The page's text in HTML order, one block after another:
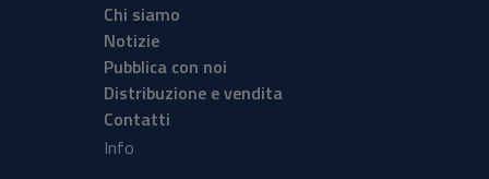
Chi siamo
Notizie
Pubblica con noi
Distribuzione e vendita
Contatti
Info